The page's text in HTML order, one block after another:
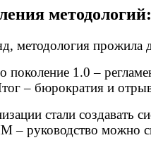
методология прожила
поколение 1.0 –
– бюрократия и
стали создавать
– руководство можно